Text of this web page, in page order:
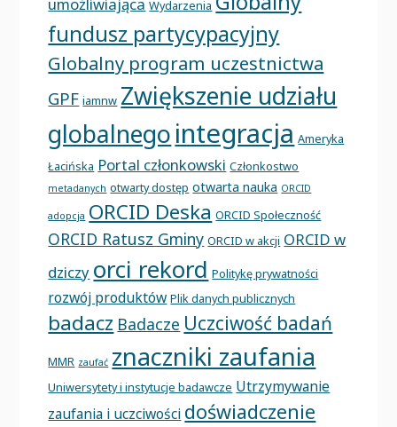
Wydarzenia
fundusz partycypacyjny
Globalny program uczestnictwa
GPF iamnw Zwiększenie udziału
globalnegointegracja Ameryka
Łacińska Portal członkowski Członkostwo
metadanych otwarty dostęp otwarta nauka ORCID
adopcja ORCID Deska ORCID Społeczność
ORCID Ratusz Gminy ORCID w akcji ORCID w
dziczy orci rekord Politykę prywatności
rozwój produktów Plik danych publicznych
badacz Badacze Uczciwość badań
MMR zaufać znaczniki zaufania
Uniwersytety i instytucje badawcze Utrzymywanie
zaufania i uczciwości doświadczenie